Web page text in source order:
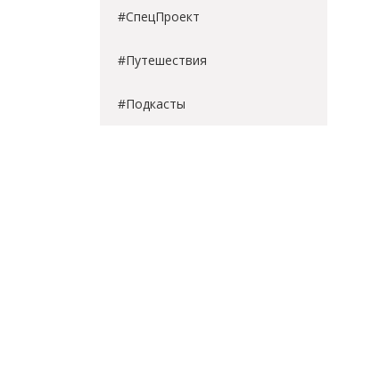
#СпецПроект
#Путешествия
#Подкасты